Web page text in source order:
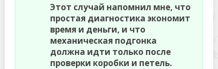
Этот случай напомнил мне, что
простая диагностика экономит
время и деньги, и что
механическая подгонка
должна идти только после
проверки коробки и петель.